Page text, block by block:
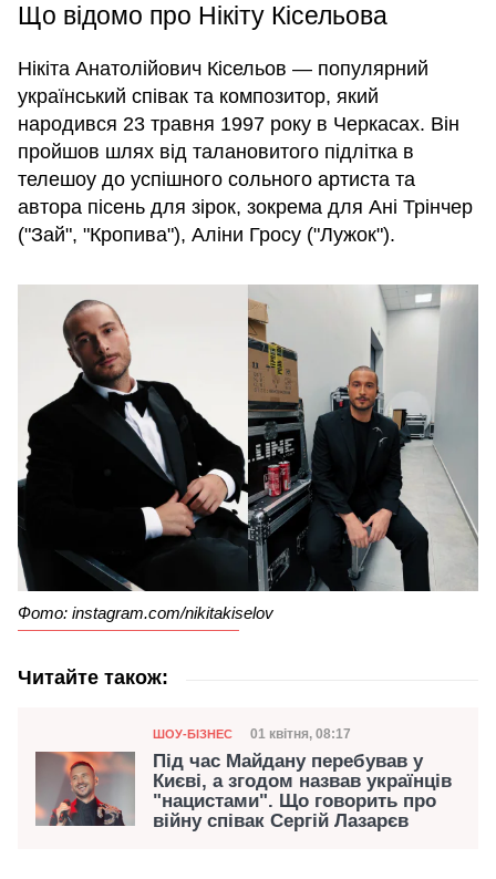
Що відомо про Нікіту Кісельова
Нікіта Анатолійович Кісельов — популярний
український співак та композитор, який
народився 23 травня 1997 року в Черкасах. Він
пройшов шлях від талановитого підлітка в
телешоу до успішного сольного артиста та
автора пісень для зірок, зокрема для Ані Трінчер
("Зай", "Кропива"), Аліни Гросу ("Лужок").
Фото: instagram.com/nikitakiselov
Читайте також:
Категорія
ШОУ-БІЗНЕС Дата публікації
01 квітня, 08:17
Під час Майдану перебував у
Києві, а згодом назвав українців
"нацистами". Що говорить про
війну співак Сергій Лазарєв